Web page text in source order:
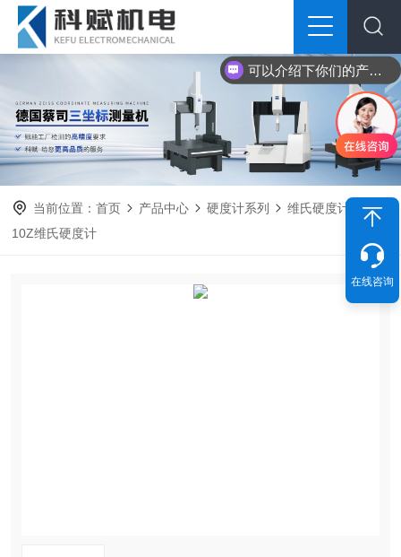
当前位置：首页 产品中心 硬度计系列 维氏硬度计
HV-
10Z维氏硬度计
在线咨询
可以介绍下你们的产品么？